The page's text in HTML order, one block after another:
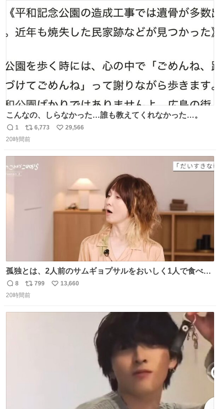
ト
数
数
こんなの、しらなかった…誰も教えてくれなかった…。
返
信
1
リ
ポ
ト
6,773
い
29,566
20時間前
孤独とは、2人前のサムギョプサルをおいしく1人で食べる
ことである←好きすぎる
返
信
8
リ
ポ
799
い
13,660
20時間前